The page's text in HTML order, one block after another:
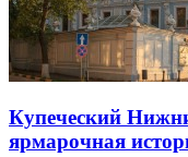
Купеческий
ярмарочная